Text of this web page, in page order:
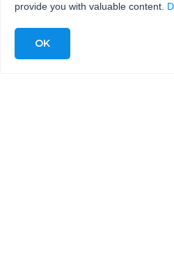
provide you with valuable content.